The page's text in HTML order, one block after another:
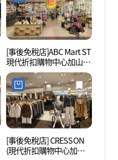
[事後免稅店]ABC Mart ST
現代折扣購物中心加山店
(ABC마트 ST 현대아울렛
가산점)
[事後免稅店] CRESSON
(現代折扣購物中心加山